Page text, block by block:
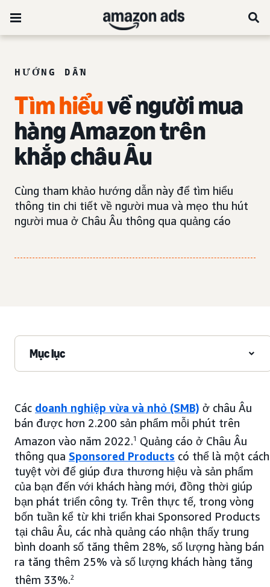
HƯỚNG DẪN
Tìm hiểuvề người mua
hàng Amazon trên
khắp châu Âu
Cùng tham khảo hướng dẫn này để tìm hiểu
thông tin chi tiết về người mua và mẹo thu hút
người mua ở Châu Âu thông qua quảng cáo
Mục lục
Các doanh nghiệp vừa và nhỏ (SMB) ở châu Âu
bán được hơn 2.200 sản phẩm mỗi phút trên
Amazon vào năm 2022.1
Quảng cáo ở Châu Âu
thông qua Sponsored Products có thể là một cách
tuyệt vời để giúp đưa thương hiệu và sản phẩm
của bạn đến với khách hàng mới, đồng thời giúp
bạn phát triển công ty. Trên thực tế, trong vòng
bốn tuần kể từ khi triển khai Sponsored Products
tại châu Âu, các nhà quảng cáo nhận thấy trung
bình doanh số tăng thêm 28%, số lượng hàng bán
ra tăng thêm 25% và số lượng khách hàng tăng
thêm 33%.2